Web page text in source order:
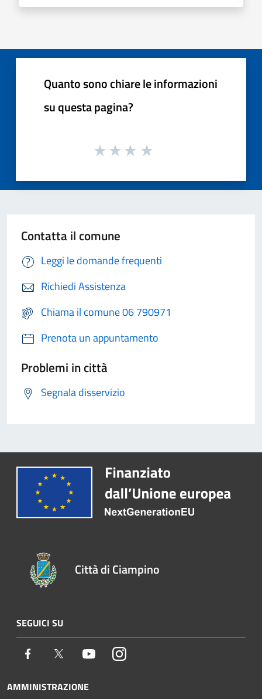
Quanto sono chiare le informazioni
su questa pagina?
Contatta il comune
Leggi le domande frequenti
Richiedi Assistenza
Chiama il comune 06 790971
Prenota un appuntamento
Problemi in città
Segnala disservizio
Città di Ciampino
SEGUICI SU
Facebook Twitter YoutubeInstagram
AMMINISTRAZIONE